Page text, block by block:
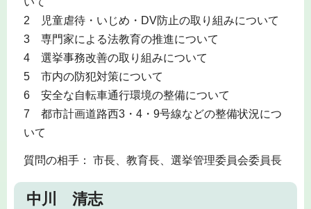
2 児童虐待・いじめ・DV防止の取り組みについて
3 専門家による法教育の推進について
4 選挙事務改善の取り組みについて
5 市内の防犯対策について
6 安全な自転車通行環境の整備について
7 都市計画道路西3・4・9号線などの整備状況につ
いて
質問の相手： 市長、教育長、選挙管理委員会委員長
中川 清志